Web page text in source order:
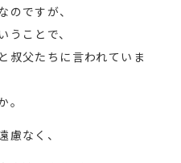
ですが、
ことで、
叔父たちに言われていま
慮なく、